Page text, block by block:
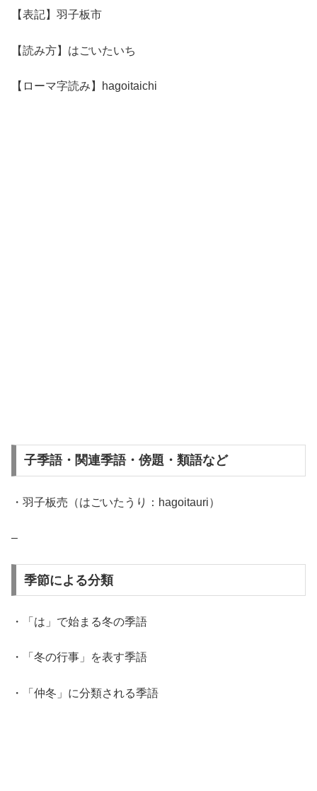
【表記】羽子板市
【読み方】はごいたいち
【ローマ字読み】hagoitaichi
子季語・関連季語・傍題・類語など
・羽子板売（はごいたうり：hagoitauri）
–
季節による分類
・「は」で始まる冬の季語
・「冬の行事」を表す季語
・「仲冬」に分類される季語